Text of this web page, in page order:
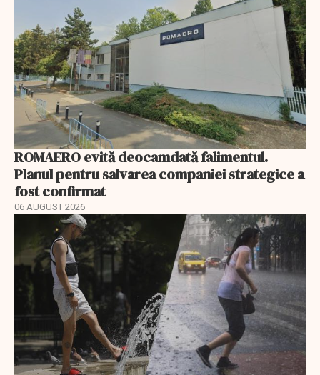
ROMAERO evită deocamdată falimentul.
Planul pentru salvarea companiei strategice a
fost confirmat
06 AUGUST 2026